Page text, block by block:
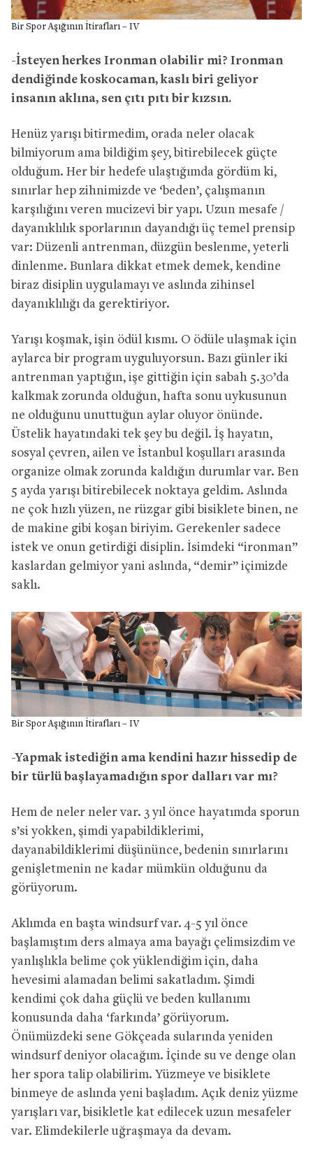
Bir Spor Aşığının İtirafları – IV
-İsteyen herkes Ironman olabilir mi? Ironman
dendiğinde koskocaman, kaslı biri geliyor
insanın aklına, sen çıtı pıtı bir kızsın.
Henüz yarışı bitirmedim, orada neler olacak
bilmiyorum ama bildiğim şey, bitirebilecek güçte
olduğum. Her bir hedefe ulaştığımda gördüm ki,
sınırlar hep zihnimizde ve ‘beden’, çalışmanın
karşılığını veren mucizevi bir yapı. Uzun mesafe /
dayanıklılık sporlarının dayandığı üç temel prensip
var: Düzenli antrenman, düzgün beslenme, yeterli
dinlenme. Bunlara dikkat etmek demek, kendine
biraz disiplin uygulamayı ve aslında zihinsel
dayanıklılığı da gerektiriyor.
Yarışı koşmak, işin ödül kısmı. O ödüle ulaşmak için
aylarca bir program uyguluyorsun. Bazı günler iki
antrenman yaptığın, işe gittiğin için sabah 5.30’da
kalkmak zorunda olduğun, hafta sonu uykusunun
ne olduğunu unuttuğun aylar oluyor önünde.
Üstelik hayatındaki tek şey bu değil. İş hayatın,
sosyal çevren, ailen ve İstanbul koşulları arasında
organize olmak zorunda kaldığın durumlar var. Ben
5 ayda yarışı bitirebilecek noktaya geldim. Aslında
ne çok hızlı yüzen, ne rüzgar gibi bisiklete binen, ne
de makine gibi koşan biriyim. Gerekenler sadece
istek ve onun getirdiği disiplin. İsimdeki “ironman”
kaslardan gelmiyor yani aslında, “demir” içimizde
saklı.
Bir Spor Aşığının İtirafları – IV
-Yapmak istediğin ama kendini hazır hissedip de
bir türlü başlayamadığın spor dalları var mı?
Hem de neler neler var. 3 yıl önce hayatımda sporun
s’si yokken, şimdi yapabildiklerimi,
dayanabildiklerimi düşününce, bedenin sınırlarını
genişletmenin ne kadar mümkün olduğunu da
görüyorum.
Aklımda en başta windsurf var. 4-5 yıl önce
başlamıştım ders almaya ama bayağı çelimsizdim ve
yanlışlıkla belime çok yüklendiğim için, daha
hevesimi alamadan belimi sakatladım. Şimdi
kendimi çok daha güçlü ve beden kullanımı
konusunda daha ‘farkında’ görüyorum.
Önümüzdeki sene Gökçeada sularında yeniden
windsurf deniyor olacağım. İçinde su ve denge olan
her spora talip olabilirim. Yüzmeye ve bisiklete
binmeye de aslında yeni başladım. Açık deniz yüzme
yarışları var, bisikletle kat edilecek uzun mesafeler
var. Elimdekilerle uğraşmaya da devam.